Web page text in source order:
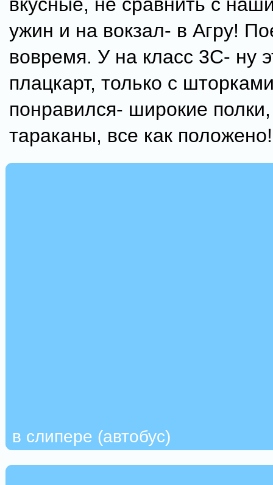
ужин и на вокзал- в Агру!
вовремя. У на класс 3С- ну
плацкарт, только с
понравился- широкие полки,
тараканы, все как положено!
в слипере (автобус)